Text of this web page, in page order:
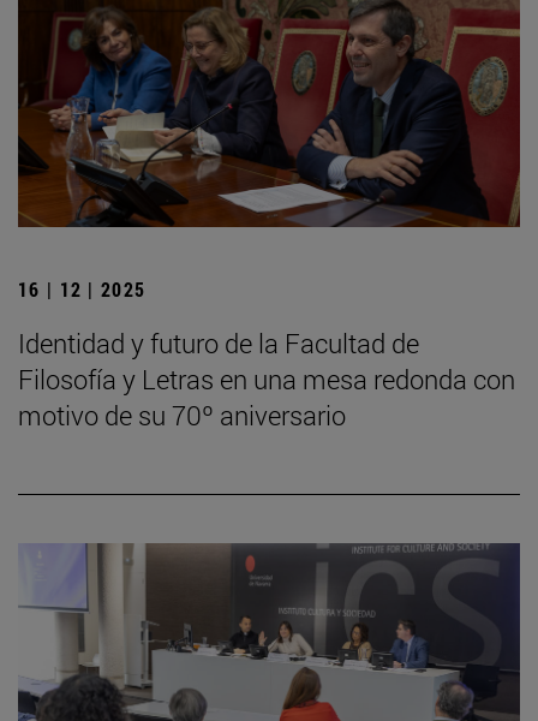
16 | 12 | 2025
Identidad y futuro de la Facultad de
Filosofía y Letras en una mesa redonda con
motivo de su 70º aniversario